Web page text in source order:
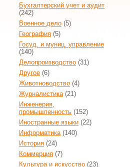
Бухгалтерский учет и аудит
(242)
Военное дело (5)
География (5)
Госуд. и муниц. управление
(140)
Делопроизводство (31)
Другое (6)
Животноводство (4)
Журналистика(21)
Инженерия,
промышленность (152)
Иностранные языки (22)
Информатика(140)
История (24)
Коммерция (7)
Культура и искусство (23)